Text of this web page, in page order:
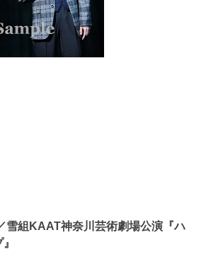
雪組KAAT神奈川芸術劇場公演『ハ